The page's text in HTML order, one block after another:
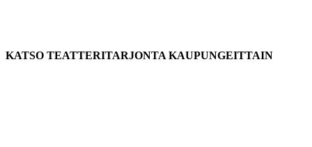
KATSO TEATTERITARJONTA KAUPUNGEITTAIN